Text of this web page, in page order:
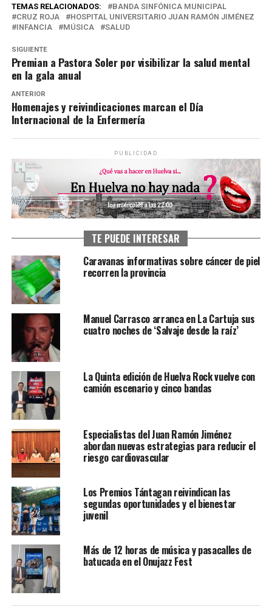
TEMAS RELACIONADOS:
BANDA SINFÓNICA MUNICIPAL
CRUZ ROJA
HOSPITAL UNIVERSITARIO JUAN RAMÓN JIMÉNEZ
INFANCIA
MÚSICA SALUD
SIGUIENTE
Premian a Pastora Soler por visibilizar la salud mental
en la gala anual
ANTERIOR
Homenajes y reivindicaciones marcan el Día
Internacional de la Enfermería
PUBLICIDAD
TE PUEDE INTERESAR
Caravanas informativas sobre cáncer de piel
recorren la provincia
Manuel Carrasco arranca en La Cartuja sus
cuatro noches de ‘Salvaje desde la raíz’
La Quinta edición de Huelva Rock vuelve con
camión escenario y cinco bandas
Especialistas del Juan Ramón Jiménez
abordan nuevas estrategias para reducir el
riesgo cardiovascular
Los Premios Tántagan reivindican las
segundas oportunidades y el bienestar
juvenil
Más de 12 horas de música y pasacalles de
batucada en el Onujazz Fest